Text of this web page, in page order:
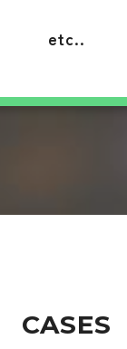
etc..
CASES